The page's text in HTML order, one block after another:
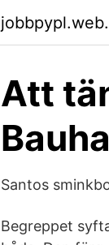
Att
Santos
Begreppet